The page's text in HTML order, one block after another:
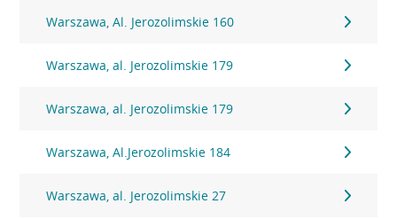
Warszawa, Al. Jerozolimskie 160
Warszawa, al. Jerozolimskie 179
Warszawa, al. Jerozolimskie 179
Warszawa, Al.Jerozolimskie 184
Warszawa, al. Jerozolimskie 27